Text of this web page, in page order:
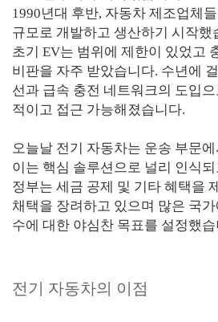
1990년대 후반, 자동차 제조업체
규모로 개발하고 생산하기 시작했
초기 EV는 범위에 제한이 있었고
비판을 자주 받았습니다. 수년에
선과 급속 충전 네트워크의 도입
적이고 접근 가능해졌습니다.
오늘날 전기 자동차는 운송 부문
이는 핵심 솔루션으로 널리 인식
정부는 세금 공제 및 기타 혜택을
채택을 장려하고 있으며 많은 국
수에 대한 야심찬 목표를 설정했습
전기 자동차의 이점